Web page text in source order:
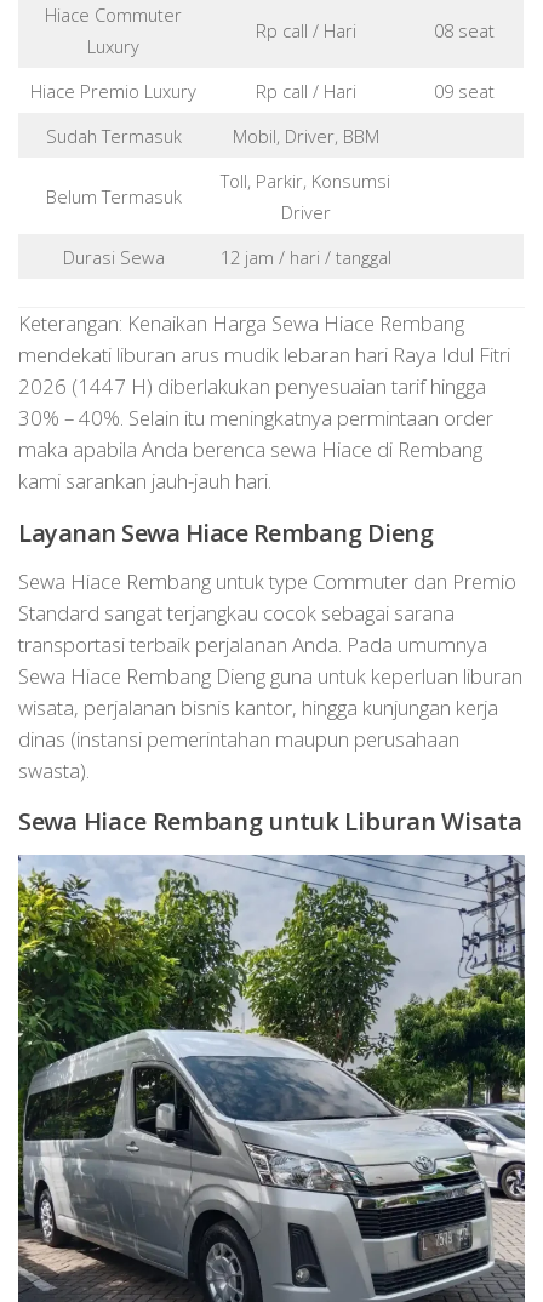
Hiace Commuter
Luxury
Rp call / Hari 08 seat
Hiace Premio Luxury Rp call / Hari
09 seat
Sudah Termasuk
Mobil, Driver, BBM
Belum Termasuk
Toll, Parkir, Konsumsi
Driver
Durasi Sewa
12 jam / hari / tanggal
Keterangan: Kenaikan Harga Sewa Hiace Rembang
mendekati liburan arus mudik lebaran hari Raya Idul Fitri
2026 (1447 H) diberlakukan penyesuaian tarif hingga
30% – 40%. Selain itu meningkatnya permintaan order
maka apabila Anda berenca sewa Hiace di Rembang
kami sarankan jauh-jauh hari.
Layanan Sewa Hiace Rembang Dieng
Sewa Hiace Rembang untuk type Commuter dan Premio
Standard sangat terjangkau cocok sebagai sarana
transportasi terbaik perjalanan Anda. Pada umumnya
Sewa Hiace Rembang Dieng guna untuk keperluan liburan
wisata, perjalanan bisnis kantor, hingga kunjungan kerja
dinas (instansi pemerintahan maupun perusahaan
swasta).
Sewa Hiace Rembang untuk Liburan Wisata